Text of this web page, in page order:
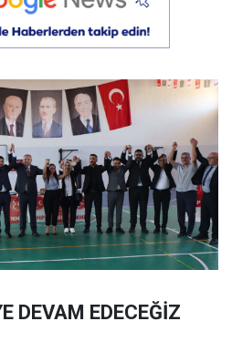
DEVAM EDECEĞİZ